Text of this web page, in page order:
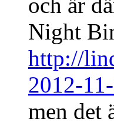
och är
Night
http://
2012-
men det